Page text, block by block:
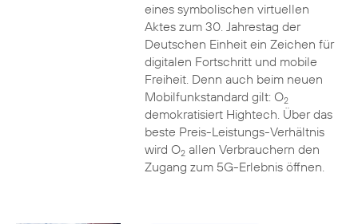
eines symbolischen virtuellen
Aktes zum 30. Jahrestag der
Deutschen Einheit ein Zeichen für
digitalen Fortschritt und mobile
Freiheit. Denn auch beim neuen
Mobilfunkstandard gilt: O2
demokratisiert Hightech. Über das
beste Preis-Leistungs-Verhältnis
wird O2allen Verbrauchern den
Zugang zum 5G-Erlebnis öffnen.